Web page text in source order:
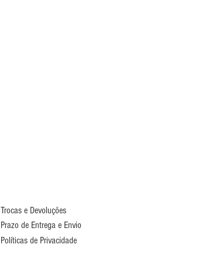
Trocas e Devoluções
Prazo de Entrega e Envio
Políticas de Privacidade